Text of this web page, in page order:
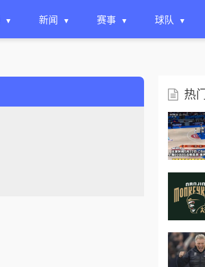
新闻 赛事 球队
热